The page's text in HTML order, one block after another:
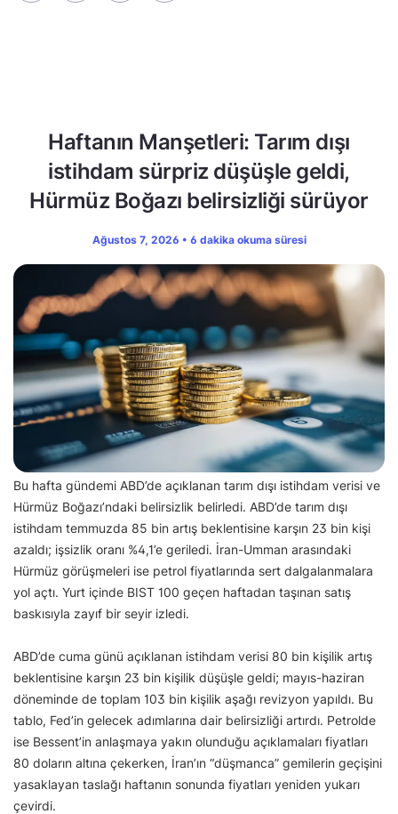
Haftanın Manşetleri: Tarım dışı
istihdam sürpriz düşüşle geldi,
Hürmüz Boğazı belirsizliği sürüyor
Ağustos 7, 2026 • 6 dakika okuma süresi
Bu hafta gündemi ABD’de açıklanan tarım dışı istihdam verisi ve
Hürmüz Boğazı’ndaki belirsizlik belirledi. ABD’de tarım dışı
istihdam temmuzda 85 bin artış beklentisine karşın 23 bin kişi
azaldı; işsizlik oranı %4,1’e geriledi. İran-Umman arasındaki
Hürmüz görüşmeleri ise petrol fiyatlarında sert dalgalanmalara
yol açtı. Yurt içinde BIST 100 geçen haftadan taşınan satış
baskısıyla zayıf bir seyir izledi.
ABD’de cuma günü açıklanan istihdam verisi 80 bin kişilik artış
beklentisine karşın 23 bin kişilik düşüşle geldi; mayıs-haziran
döneminde de toplam 103 bin kişilik aşağı revizyon yapıldı. Bu
tablo, Fed’in gelecek adımlarına dair belirsizliği artırdı. Petrolde
ise Bessent’in anlaşmaya yakın olunduğu açıklamaları fiyatları
80 doların altına çekerken, İran’ın “düşmanca” gemilerin geçişini
yasaklayan taslağı haftanın sonunda fiyatları yeniden yukarı
çevirdi.